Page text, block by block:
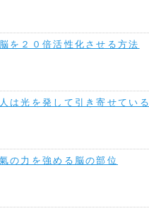
脳を２０倍活性化させる方法
人は光を発して引き寄せている
氣の力を強める脳の部位